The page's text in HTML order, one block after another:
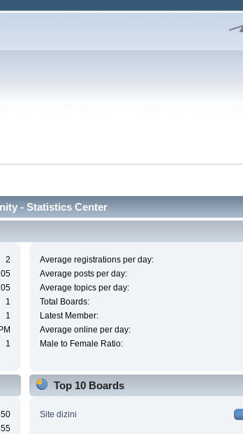
- Statistics Center
2
1
1
1
Average registrations per day:
Average posts per day:
Average topics per day:
Total Boards:
Latest Member:
Average online per day:
Male to Female Ratio:
Top 10 Boards
Site dizini